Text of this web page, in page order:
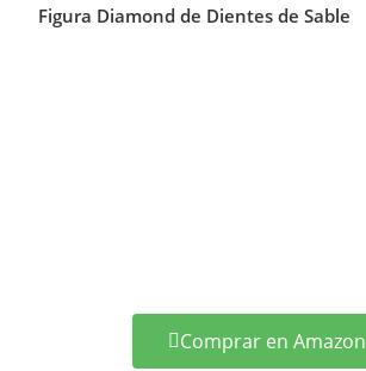
Figura Diamond de Dientes de Sable
Comprar en Amazon